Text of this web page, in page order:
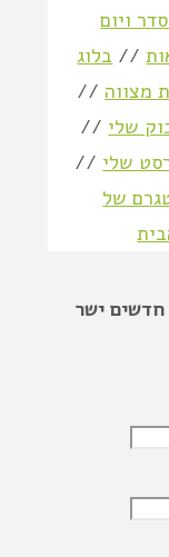
ויום
// בלוג
מצווה //
שלי //
שלי //
של
ישר